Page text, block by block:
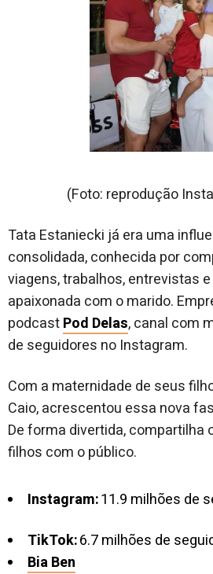
(Foto: reprodução
Tata Estaniecki já era uma
consolidada, conhecida por
viagens, trabalhos, entrevistas
apaixonada com o marido.
podcastPod Delas, canal com
de seguidores no Instagram.
Com a maternidade de seus
Caio, acrescentou essa nova
De forma divertida, compartilha
filhos com o público.
Instagram:11.9 milhões de
TikTok:6.7 milhões de
Bia Ben